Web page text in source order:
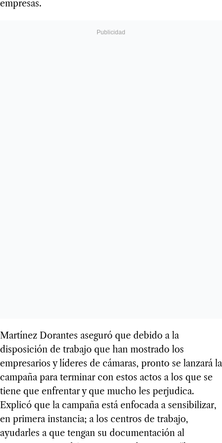
empresas.
Martínez Dorantes aseguró que debido a la
disposición de trabajo que han mostrado los
empresarios y líderes de cámaras, pronto se lanzará la
campaña para terminar con estos actos a los que se
tiene que enfrentar y que mucho les perjudica.
Explicó que la campaña está enfocada a sensibilizar,
en primera instancia; a los centros de trabajo,
ayudarles a que tengan su documentación al